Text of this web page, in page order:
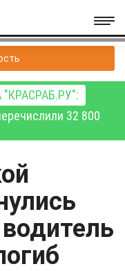
32 800